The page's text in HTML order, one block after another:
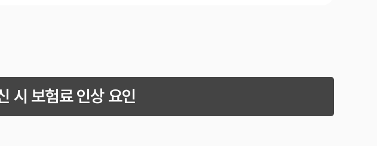
시 보험료 인상 요인